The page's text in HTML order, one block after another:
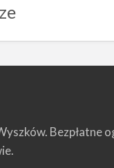
Bezpłatne